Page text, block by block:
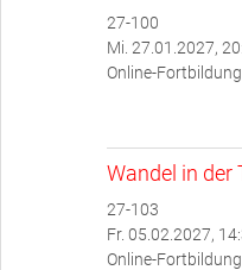
27-100
Mi. 27.01.2027,
Online-Fortbildung
Wandel in der
27-103
Fr. 05.02.2027,
Online-Fortbildung